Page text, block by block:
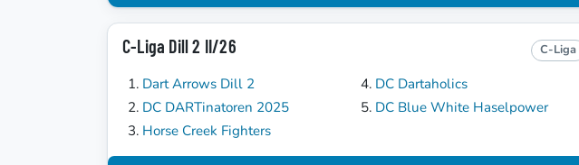
C-Liga Dill 2 II/26 C-Liga
Dart Arrows Dill 2
DC DARTinatoren 2025
Horse Creek Fighters
DC Dartaholics
DC Blue White Haselpower